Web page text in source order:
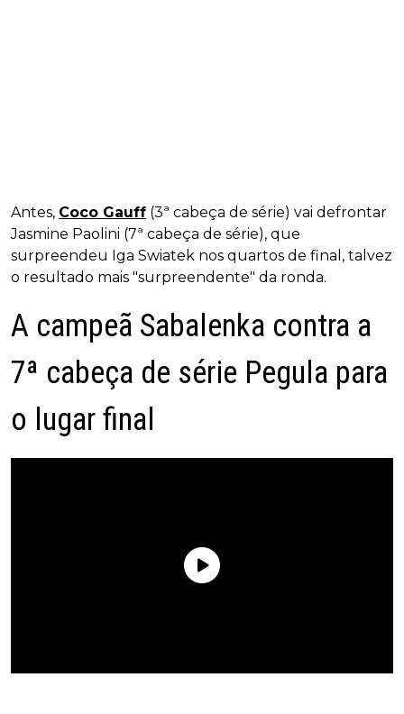
Antes, Coco Gauff (3ª cabeça de série) vai defrontar
Jasmine Paolini (7ª cabeça de série), que
surpreendeu Iga Swiatek nos quartos de final, talvez
o resultado mais "surpreendente" da ronda.
A campeã Sabalenka contra a
7ª cabeça de série Pegula para
o lugar final